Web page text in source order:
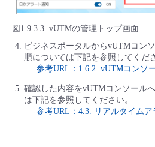
図1.9.3.3. vUTMの管理トップ画面
ビジネスポータルからvUTMコン
順については下記を参照してくだ
参考URL：1.6.2. vUTMコンソ
確認した内容をvUTMコンソール
は下記を参照してください。
参考URL：4.3. リアルタイム